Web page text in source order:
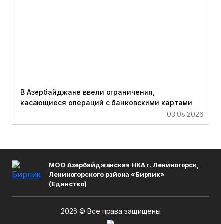
В Азербайджане ввели ограничения,
касающиеся операций с банковскими картами
03.08.2026
МОО Азербайджанская НКА г. Лениногорск,
Лениногорского района «Бирлик»
(Единство)
2026 © Все права защищены